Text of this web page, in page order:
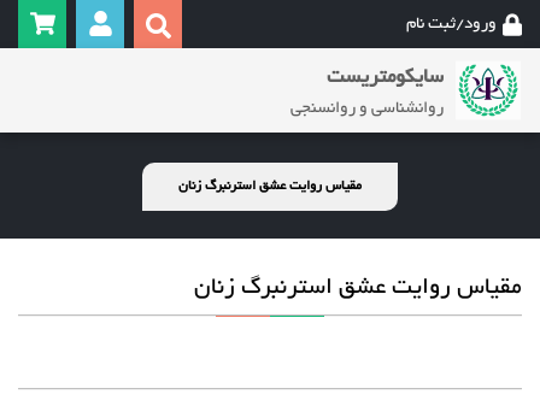
ورود/ثبت نام
سایکومتریست
روانشناسی و روانسنجی
مقیاس روایت عشق استرنبرگ زنان
مقیاس روایت عشق استرنبرگ زنان